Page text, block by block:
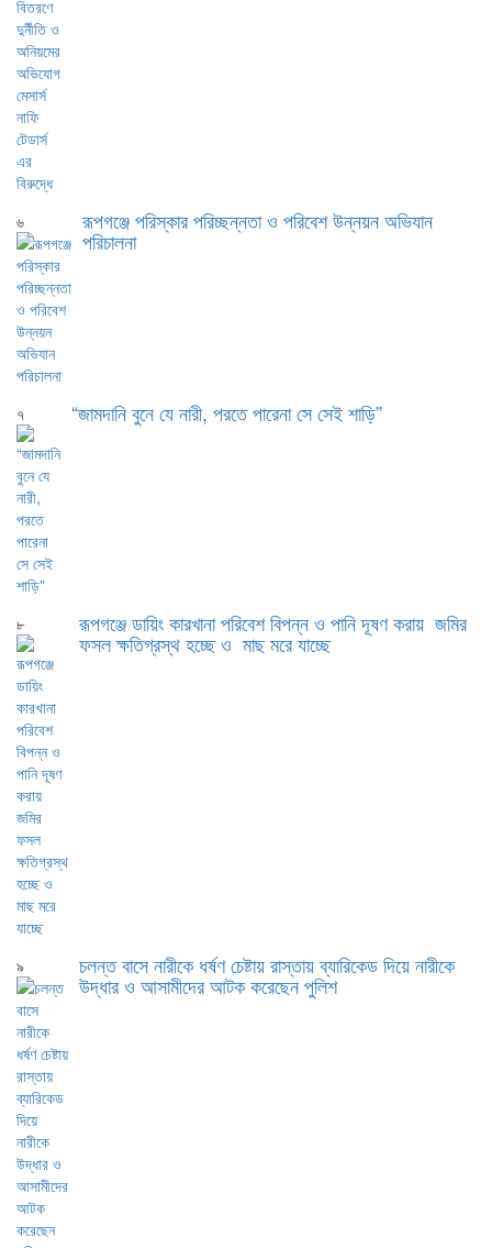
৬ রূপগঞ্জে পরিস্কার পরিচ্ছন্নতা ও পরিবেশ উন্নয়ন অভিযান
পরিচালনা
৭ “জামদানি বুনে যে নারী, পরতে পারেনা সে সেই শাড়ি”
৮ রূপগঞ্জে ডায়িং কারখানা পরিবেশ বিপন্ন ও পানি দূষণ করায় জমির
ফসল ক্ষতিগ্রস্থ হচ্ছে ও মাছ মরে যাচ্ছে
৯ চলন্ত বাসে নারীকে ধর্ষণ চেষ্টায় রাস্তায় ব্যারিকেড দিয়ে নারীকে
উদ্ধার ও আসামীদের আটক করেছেন পুলিশ